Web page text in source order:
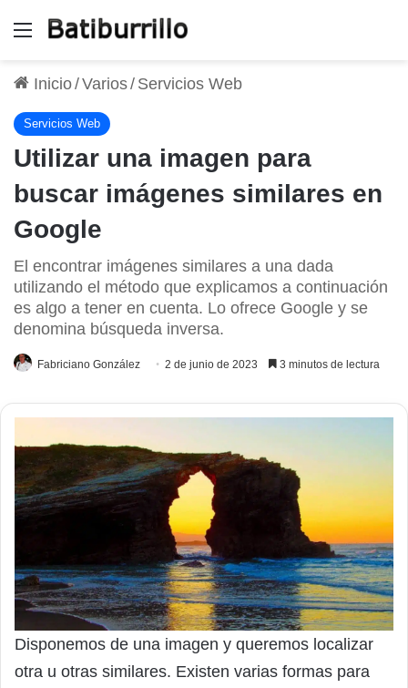
Menú
Inicio/Varios/ Servicios Web
Servicios Web
Utilizar una imagen para
buscar imágenes similares en
Google
El encontrar imágenes similares a una dada
utilizando el método que explicamos a continuación
es algo a tener en cuenta. Lo ofrece Google y se
denomina búsqueda inversa.
Fabriciano González 2 de junio de 2023 3 minutos de lectura
Disponemos de una imagen y queremos localizar
otra u otras similares. Existen varias formas para